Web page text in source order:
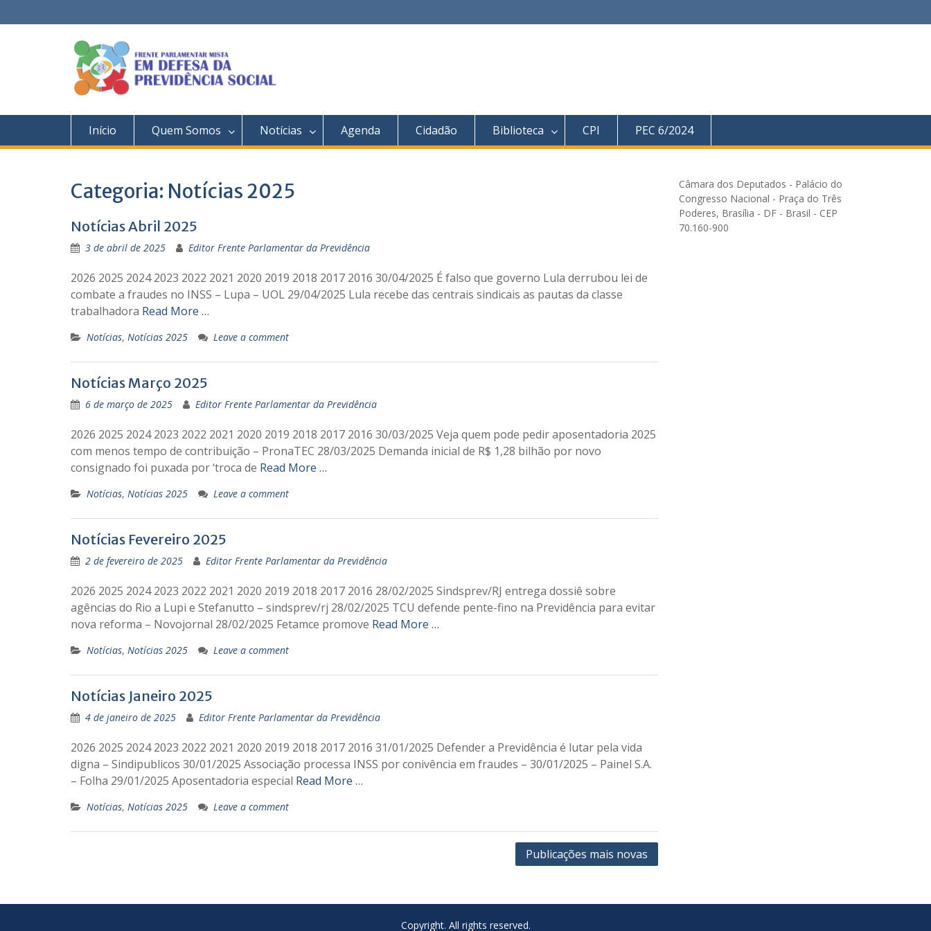
to
Início Quem Somos Notícias Agenda Cidadão Biblioteca CPI PEC 6/2024
Categoria: Notícias 2025
Notícias Abril 2025
3 de abril de 2025 Editor Frente Parlamentar da Previdência
2026 2025 2024 2023 2022 2021 2020 2019 2018 2017 2016 30/04/2025 É falso que governo Lula derrubou lei de
combate a fraudes no INSS – Lupa – UOL 29/04/2025 Lula recebe das centrais sindicais as pautas da classe
trabalhadora Read More …
Notícias, Notícias 2025 Leave a comment
Notícias Março 2025
6 de março de 2025 Editor Frente Parlamentar da Previdência
2026 2025 2024 2023 2022 2021 2020 2019 2018 2017 2016 30/03/2025 Veja quem pode pedir aposentadoria 2025
com menos tempo de contribuição – PronaTEC 28/03/2025 Demanda inicial de R$ 1,28 bilhão por novo
consignado foi puxada por ‘troca de Read More …
Notícias, Notícias 2025 Leave a comment
Notícias Fevereiro 2025
2 de fevereiro de 2025 Editor Frente Parlamentar da Previdência
2026 2025 2024 2023 2022 2021 2020 2019 2018 2017 2016 28/02/2025 Sindsprev/RJ entrega dossiê sobre
agências do Rio a Lupi e Stefanutto – sindsprev/rj 28/02/2025 TCU defende pente-fino na Previdência para evitar
nova reforma – Novojornal 28/02/2025 Fetamce promove Read More …
Notícias, Notícias 2025 Leave a comment
Notícias Janeiro 2025
4 de janeiro de 2025 Editor Frente Parlamentar da Previdência
2026 2025 2024 2023 2022 2021 2020 2019 2018 2017 2016 31/01/2025 Defender a Previdência é lutar pela vida
digna – Sindipublicos 30/01/2025 Associação processa INSS por conivência em fraudes – 30/01/2025 – Painel S.A.
– Folha 29/01/2025 Aposentadoria especial Read More …
Notícias, Notícias 2025 Leave a comment
Publicações mais novas
Câmara dos Deputados - Palácio do
Congresso Nacional - Praça do Três
Poderes, Brasília - DF - Brasil - CEP
70.160-900
Copyright. All rights reserved.